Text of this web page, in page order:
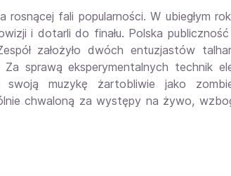
fali popularności. W ubiegłym
i dotarli do finału. Polska
założyło dwóch entuzjastów
sprawą eksperymentalnych technik
swoją muzykę żartobliwie jako
chwaloną za występy na żywo,